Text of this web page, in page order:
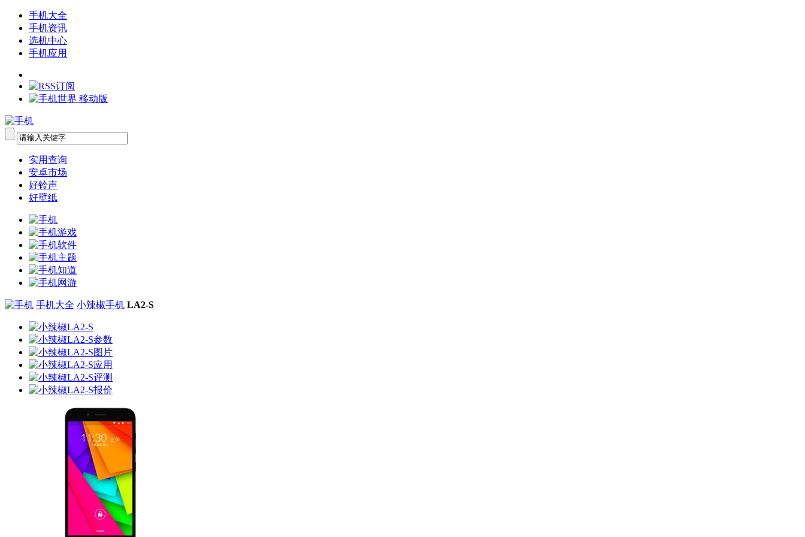
手机大全
手机资讯
选机中心
手机应用
实用查询
安卓市场
好铃声
好壁纸
手机大全 小辣椒手机 LA2-S